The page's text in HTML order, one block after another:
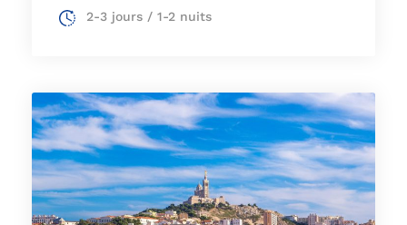
2-3 jours / 1-2 nuits